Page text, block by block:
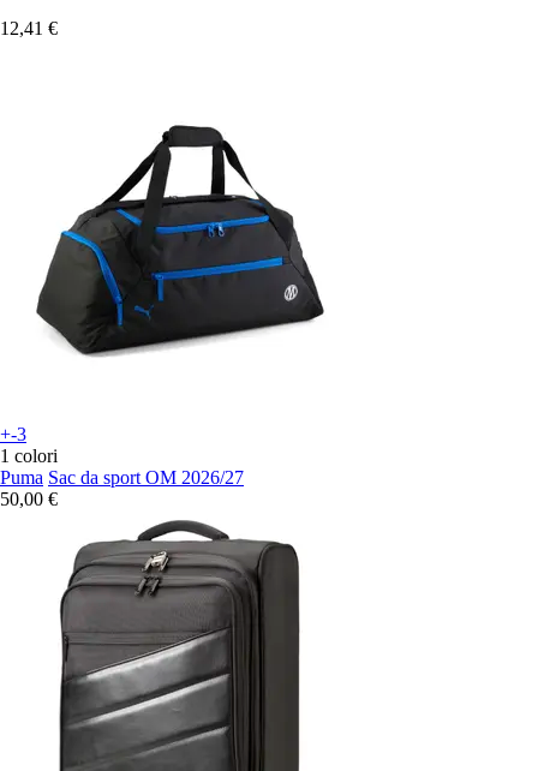
12,41 €
+-3
1 colori
Puma Sac da sport OM 2026/27
50,00 €